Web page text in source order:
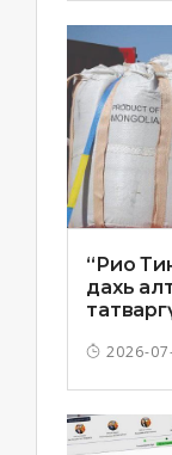
“Рио
дахь
2026-